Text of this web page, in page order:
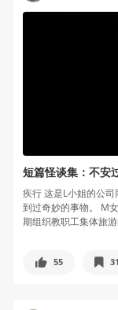
短篇怪谈集：不安
疾行 这是L小姐的公
到过奇妙的事物。 M
期组织教职工集体旅
55 31